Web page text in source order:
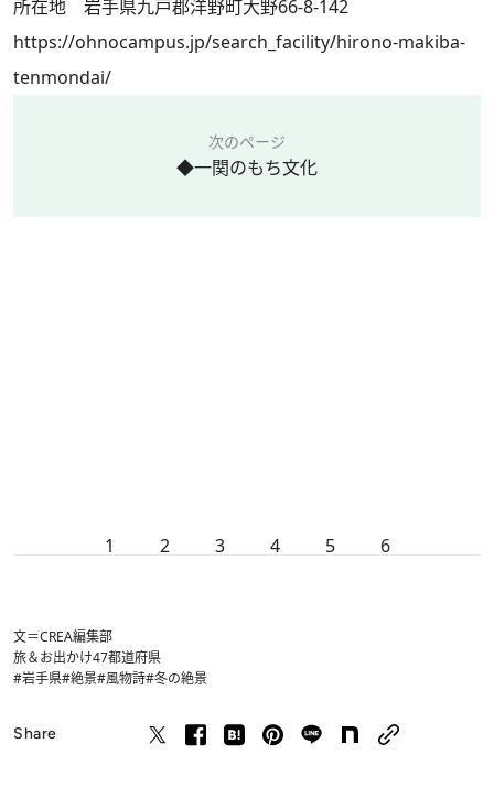
所在地 岩手県九戸郡洋野町大野66-8-142
https://ohnocampus.jp/search_facility/hirono-makiba-
tenmondai/
次のページ
◆一関のもち文化
1 2 3 4 5 6
文＝CREA編集部
旅＆お出かけ47都道府県
#岩手県#絶景#風物詩#冬の絶景
Share